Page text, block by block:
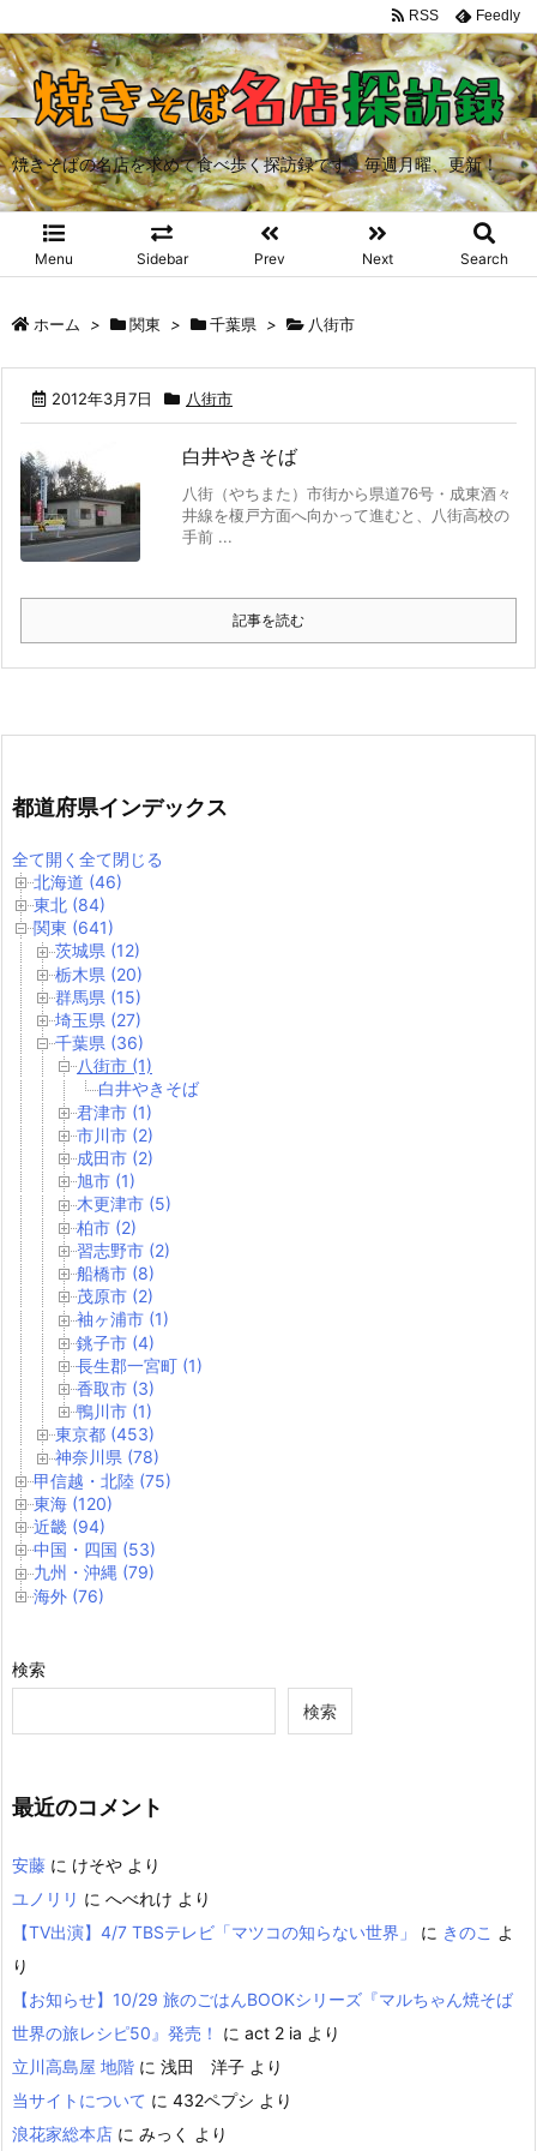
焼きそばの名店を求めて食べ歩く探訪録です。毎週月曜、更新！
Menu Sidebar Prev Next Search
RSS Feedly
ホーム > 関東 > 千葉県 > 八街市
2012年3月7日 八街市
白井やきそば
八街（やちまた）市街から県道76号・成東酒々
井線を榎戸方面へ向かって進むと、八街高校の
手前 ...
記事を読む
都道府県インデックス
全て開く 全て閉じる
北海道 (46)
東北 (84)
関東 (641)
茨城県 (12)
栃木県 (20)
群馬県 (15)
埼玉県 (27)
千葉県 (36)
八街市 (1)
白井やきそば
君津市 (1)
市川市 (2)
成田市 (2)
旭市 (1)
木更津市 (5)
柏市 (2)
習志野市 (2)
船橋市 (8)
茂原市 (2)
袖ヶ浦市 (1)
銚子市 (4)
長生郡一宮町 (1)
香取市 (3)
鴨川市 (1)
東京都 (453)
神奈川県 (78)
甲信越・北陸 (75)
東海 (120)
近畿 (94)
中国・四国 (53)
九州・沖縄 (79)
海外 (76)
検索
検索
最近のコメント
安藤 に けそや より
ユノリリ に へべれけ より
【TV出演】4/7 TBSテレビ「マツコの知らない世界」
に きのこ よ
り
【お知らせ】10/29 旅のごはんBOOKシリーズ『マルちゃん焼そば
世界の旅レシピ50』発売！
に act 2 ia より
立川高島屋 地階 に 浅田 洋子 より
当サイトについて に 432ペプシ より
浪花家総本店 に みっく より